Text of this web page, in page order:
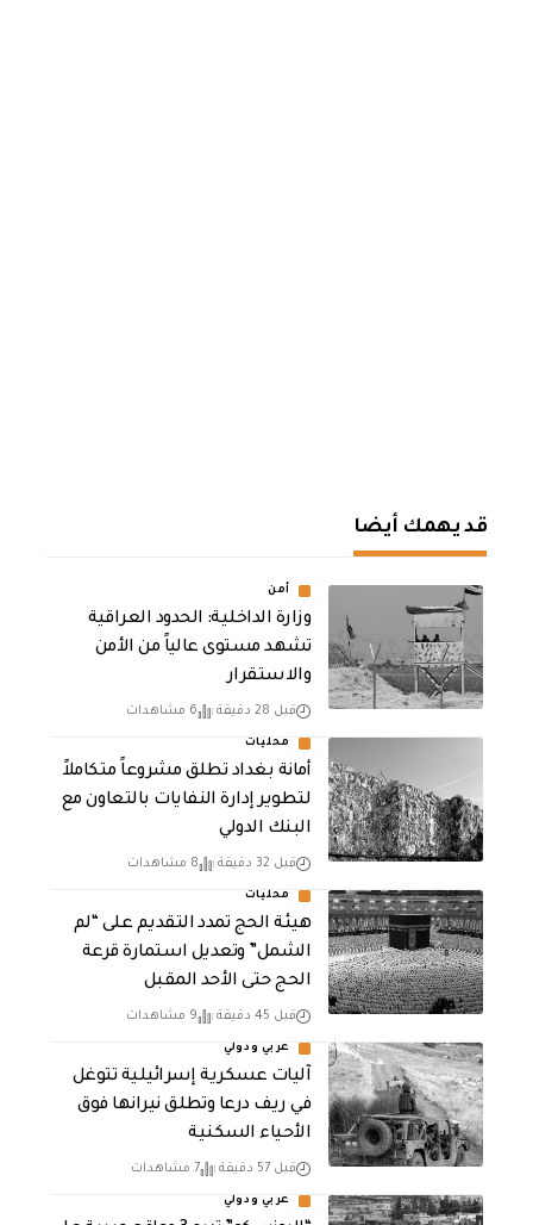
قد يهمك أيضا
أمن
وزارة الداخلية: الحدود العراقية
تشهد مستوى عالياً من الأمن
والاستقرار
قبل 28 دقيقة 6 مشاهدات
محليات
أمانة بغداد تطلق مشروعاً متكاملاً
لتطوير إدارة النفايات بالتعاون مع
البنك الدولي
قبل 32 دقيقة 8 مشاهدات
محليات
هيئة الحج تمدد التقديم على “لم
الشمل” وتعديل استمارة قرعة
الحج حتى الأحد المقبل
قبل 45 دقيقة 9 مشاهدات
عربي ودولي
آليات عسكرية إسرائيلية تتوغل
في ريف درعا وتطلق نيرانها فوق
الأحياء السكنية
قبل 57 دقيقة 7 مشاهدات
عربي ودولي